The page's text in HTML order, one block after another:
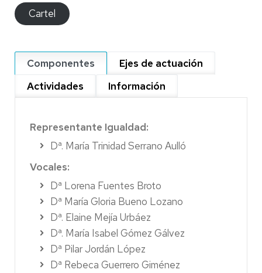
Cartel
Componentes
Ejes de actuación
Actividades
Información
Representante Igualdad:
Dª. María Trinidad Serrano Aulló
Vocales:
Dª Lorena Fuentes Broto
Dª María Gloria Bueno Lozano
Dª. Elaine Mejía Urbáez
Dª. María Isabel Gómez Gálvez
Dª Pilar Jordán López
Dª Rebeca Guerrero Giménez